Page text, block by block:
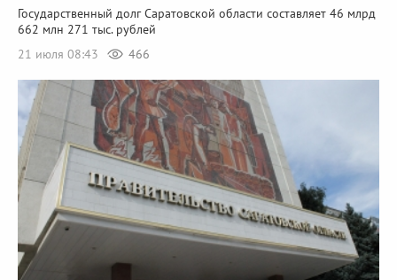
Государственный долг Саратовской области составляет 46 млрд
662 млн 271 тыс. рублей
21 июля 08:43
466